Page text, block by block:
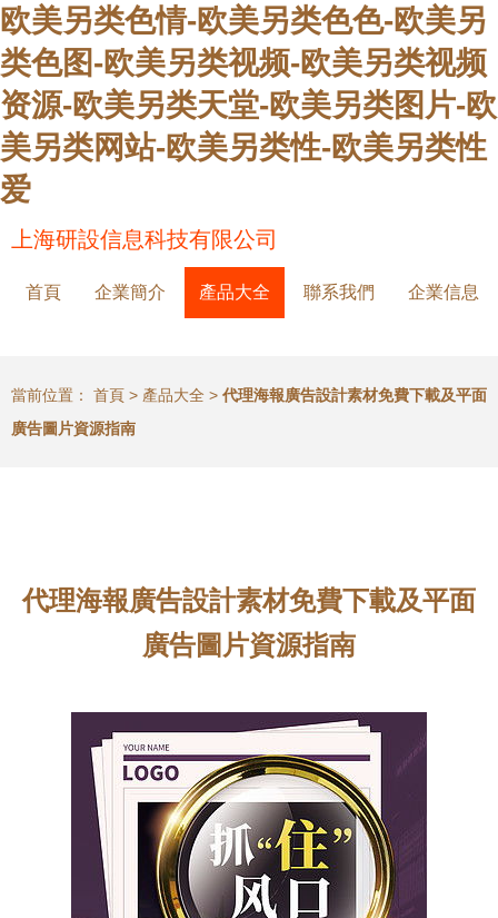
欧美另类色情-欧美另类色色-欧美另
类色图-欧美另类视频-欧美另类视频
资源-欧美另类天堂-欧美另类图片-欧
美另类网站-欧美另类性-欧美另类性
爱
上海研設信息科技有限公司
首頁 企業簡介 產品大全 聯系我們 企業信息
當前位置： 首頁 > 產品大全 > 代理海報廣告設計素材免費下載及平面
廣告圖片資源指南
代理海報廣告設計素材免費下載及平面
廣告圖片資源指南